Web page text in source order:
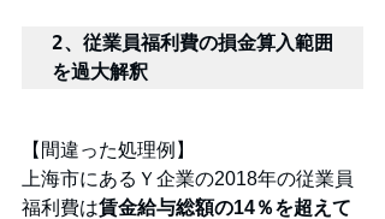
2、従業員福利費の損金算入範囲
を過大解釈
【間違った処理例】
上海市にあるＹ企業の2018年の従業員
福利費は賃金給与総額の14％を超えて